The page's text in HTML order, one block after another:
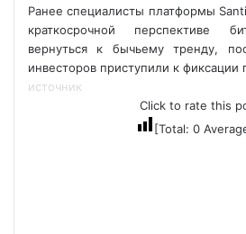
Ранее специалисты платформы
краткосрочной перспективе
вернуться к бычьему тренду,
инвесторов приступили к фиксации
источник
Click to rate this
[Total: 0